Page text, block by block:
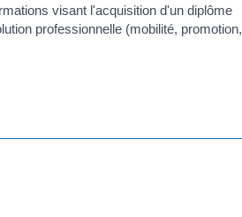
visant l'acquisition d'un diplôme
professionnelle (mobilité, promotion,